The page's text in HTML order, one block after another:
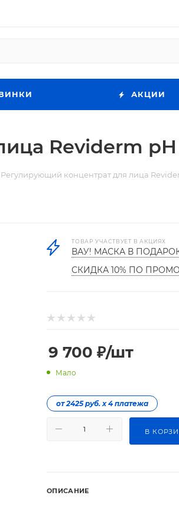
АКЦИИ
Reviderm
Регулирующий концентрат для лица
ТОВАР УЧАСТВУЕТ В АКЦИЯХ
ВАУ! МАСКА В
СКИДКА 10% ПО
9 700 ₽/шт
Мало
от 2425 руб. х 4 платежа
В
ОПИСАНИЕ